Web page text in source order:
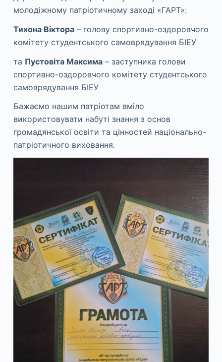
у
молодіжному патріотичному заході «ГАРТ»:
Тихона Віктора– голову спортивно-оздоровчого
комітету студентського самоврядування БІЕУ
та Пустовіта Максима– заступника голови
спортивно-оздоровчого комітету студентського
самоврядування БІЕУ
Бажаємо нашим патріотам вміло
використовувати набуті знання з основ
громадянської освіти та цінностей національно-
патріотичного виховання.